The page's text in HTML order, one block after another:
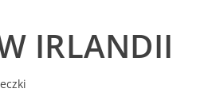
IRLANDII